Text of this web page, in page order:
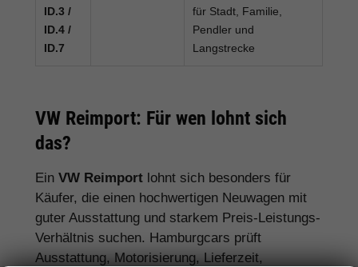
ID.3 /
ID.4 /
ID.7
für Stadt, Familie,
Pendler und
Langstrecke
VW Reimport: Für wen lohnt sich
das?
Ein VW Reimport lohnt sich besonders für
Käufer, die einen hochwertigen Neuwagen mit
guter Ausstattung und starkem Preis-Leistungs-
Verhältnis suchen. Hamburgcars prüft
Ausstattung, Motorisierung, Lieferzeit,